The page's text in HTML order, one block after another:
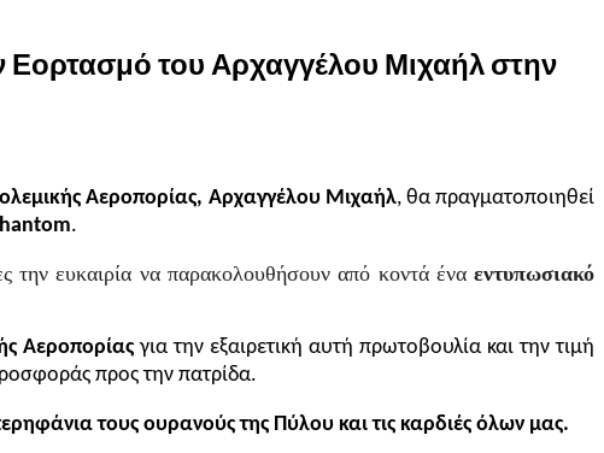
Εορτασμό του Αρχαγγέλου Μιχαήλ στην
Αεροπορίας, Αρχαγγέλου Μιχαήλ, θα πραγματοποιηθεί
.
την ευκαιρία να παρακολουθήσουν από κοντά έναεντυπωσιακό
Αεροπορίαςγια την εξαιρετική αυτή πρωτοβουλία και την τιμή
προς την πατρίδα.
τους ουρανούς της Πύλου και τις καρδιές όλων μας.